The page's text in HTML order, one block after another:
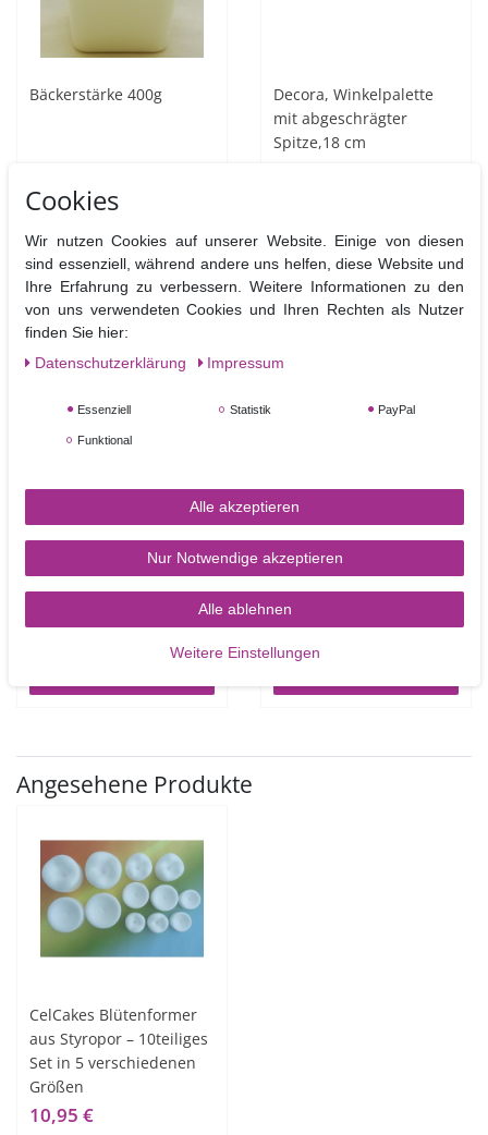
Bäckerstärke 400g
4,50 €
Artikel anzeigen
Decora, Winkelpalette
mit abgeschrägter
Spitze,18 cm
Rainbow Dust flüssige
Metallicfarbe Light Gold
| 288,00 € / Liter
Rainbow Dust flüssige
Metallicfarbe Light
Silver- Silber
7,20 €
25
Angesehene Produkte
CelCakes Blütenformer
aus Styropor – 10teiliges
Set in 5 verschiedenen
Größen
10,95 €
Cookies
Wir nutzen Cookies auf unserer Website. Einige von diesen
sind essenziell, während andere uns helfen, diese Website und
Ihre Erfahrung zu verbessern. Weitere Informationen zu den
von uns verwendeten Cookies und Ihren Rechten als Nutzer
finden Sie hier:
Daten­schutz­erklärung
Impressum
Essenziell Statistik PayPal
Funktional
Alle akzeptieren
Nur Notwendige akzeptieren
Alle ablehnen
Weitere Einstellungen